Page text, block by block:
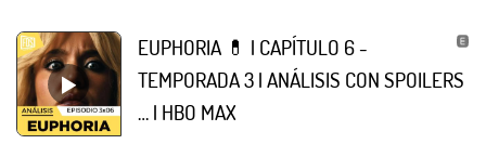
EUPHORIA 💊 | CAPÍTULO 6 -
TEMPORADA 3 | ANÁLISIS CON SPOILERS
… | HBO MAX